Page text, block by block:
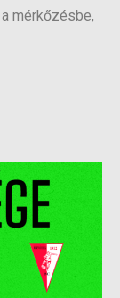
mérkőzésbe,